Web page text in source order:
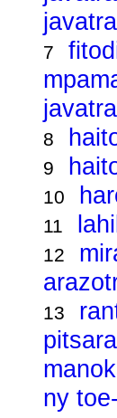
javatra
7
8
9
10
11
12
13
ny